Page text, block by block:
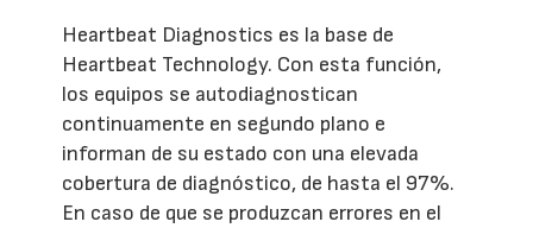
Heartbeat Diagnostics es la base de
Heartbeat Technology. Con esta función,
los equipos se autodiagnostican
continuamente en segundo plano e
informan de su estado con una elevada
cobertura de diagnóstico, de hasta el 97%.
En caso de que se produzcan errores en el